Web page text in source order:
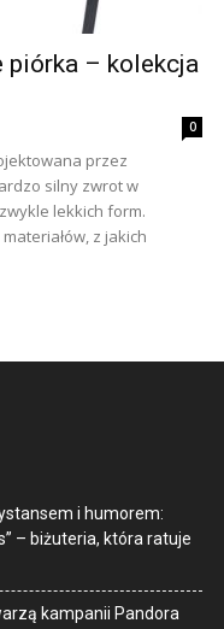
piórka – kolekcja
0
przez
silny zwrot w
lekkich form.
z jakich
i humorem:
– biżuteria, która ratuje
kampanii Pandora